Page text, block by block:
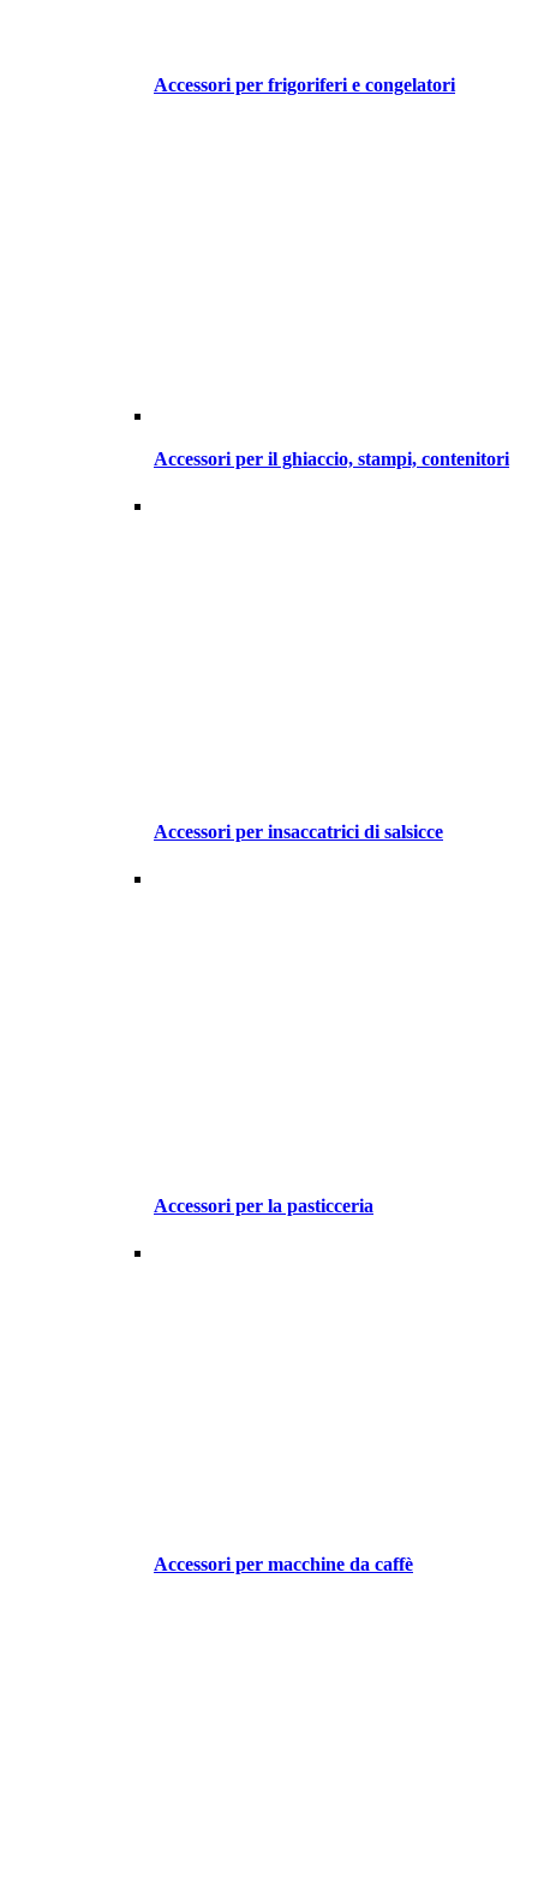
Accessori per frigoriferi e congelatori
Accessori per il ghiaccio, stampi, contenitori
Accessori per insaccatrici di salsicce
Accessori per la pasticceria
Accessori per macchine da caffè